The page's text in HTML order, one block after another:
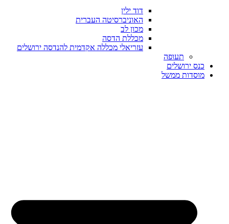
דוד ילין
האוניברסיטה העברית
מכון לב
מכללת הדסה
עזריאלי מכללה אקדמית להנדסה ירושלים
תעופה
כנס ירושלים
מוסדות ממשל